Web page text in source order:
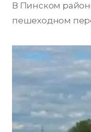
В Пинском
пешеходном